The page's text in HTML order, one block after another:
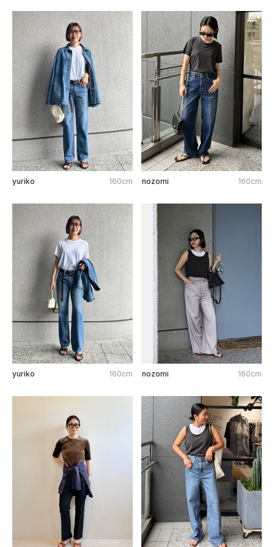
yuriko 160cm nozomi 160cm
yuriko 160cm nozomi 160cm